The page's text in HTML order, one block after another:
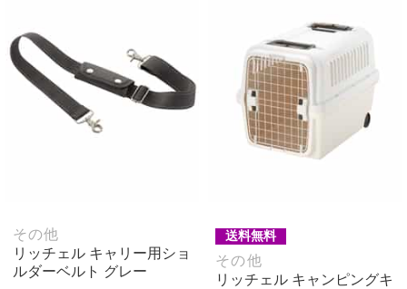
その他
リッチェル キャリー用ショ
ルダーベルト グレー
送料無料
その他
リッチェル キャンピングキ